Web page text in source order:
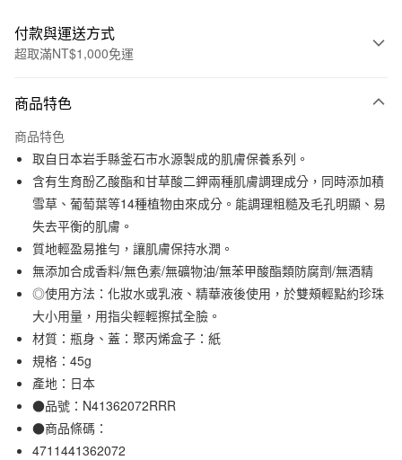
付款與運送方式
超取滿NT$1,000免運
信用卡一次付款
信用卡分期付款
3 期 0 利率 每期NT$130 21家銀行
合作金庫商業銀行
第一商業銀行
華南商業銀行
上海商業儲蓄銀行
台北富邦商業銀行
臺灣中小企業銀行
台中商業銀行
匯豐（台灣）商業銀行
華泰商業銀行
聯邦商業銀行
元大商業銀行
永豐商業銀行
玉山商業銀行
台新國際商業銀行
台灣樂天信用卡公司
超商取貨付款
LINE Pay
Apple Pay
街口支付
悠遊付
運送方式
全家取貨付款
每筆NT$65，滿NT$1,000(含以上)免運費
商品特色
商品特色
取自日本岩手縣釜石市水源製成的肌膚保養系列。
含有生育酚乙酸酯和甘草酸二鉀兩種肌膚調理成分，同時添加積
雪草、葡萄葉等14種植物由來成分。能調理粗糙及毛孔明顯、易
失去平衡的肌膚。
質地輕盈易推勻，讓肌膚保持水潤。
無添加合成香料/無色素/無礦物油/無苯甲酸酯類防腐劑/無酒精
◎使用方法：化妝水或乳液、精華液後使用，於雙頰輕點約珍珠
大小用量，用指尖輕輕擦拭全臉。
材質：瓶身、蓋：聚丙烯盒子：紙
規格：45g
產地：日本
●品號：N41362072RRR
●商品條碼：
4711441362072